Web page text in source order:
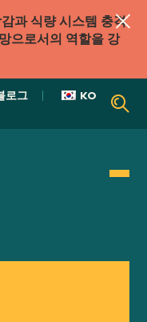
과 식량 시스템 충격
으로서의 역할을 강
로그 KO